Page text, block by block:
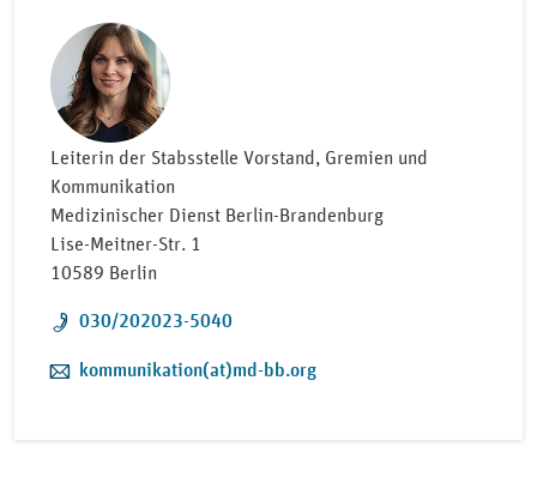
Leiterin der Stabsstelle Vorstand, Gremien und
Kommunikation
Medizinischer Dienst Berlin-Brandenburg
Lise-Meitner-Str. 1
10589 Berlin
Telefon:
030/202023-5040
E-Mail:
kommunikation(at)md-bb.org